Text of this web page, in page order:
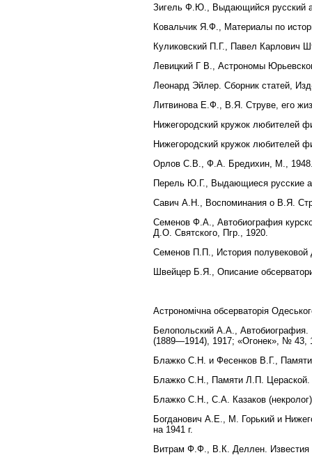
Зигель Ф.Ю., Выдающийся русский
Ковальчик Я.Ф., Материалы по
Куликовский П.Г., Павел Карлович
Левицкий Г В., Астрономы
Леонард Эйлер. Сборник статей,
Литвинова Е.Ф., В.Я. Струве, его
Нижегородский кружок любителей
Нижегородский кружок любителей
Орлов С.В., Ф.А. Бредихин, М., 1948.
Перель Ю.Г., Выдающиеся русские
Савич А.Н., Воспоминания о В.Я.
Семенов Ф.А., Автобиография
Д.О. Святского, Пгр., 1920.
Семенов П.П., История полувековой
Швейцер Б.Я., Описание
Астрономічна обсерваторія
Белопольский А.А.,
(1889—1914), 1917; «Огонек», № 43,
Блажко С.Н. и Фесенков В.Г.,
Блажко С.Н., Памяти Л.П.
Блажко С.Н., С.А. Казаков
Богданович А.Е., М. Горький и
на 1941 г.
Витрам Ф.Ф., В.К. Деллен. Известия